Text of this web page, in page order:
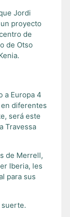
Jordi
proyecto
de
de Otso
a Europa 4
diferentes
será este
Travessa
de Merrell,
Iberia, les
para sus
suerte.